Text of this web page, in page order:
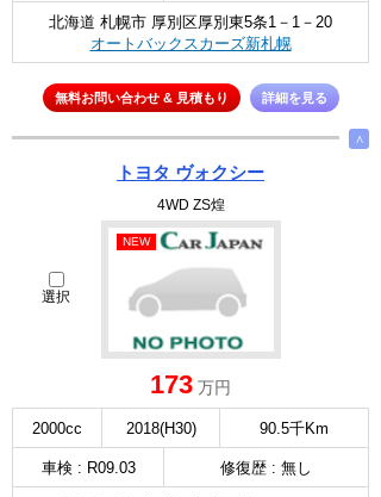
北海道 札幌市 厚別区厚別東5条1－1－20
オートバックスカーズ新札幌
無料お問い合わせ & 見積もり 詳細を見る
∧
トヨタ ヴォクシー
4WD ZS煌
選択
NEW
173 万円
2000cc 2018(H30) 90.5千Km
車検 : R09.03 修復歴 : 無し